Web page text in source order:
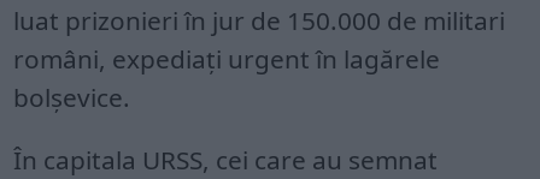
luat prizonieri în jur de 150.000 de militari
români, expediaţi urgent în lagărele
bolşevice.
În capitala URSS, cei care au semnat